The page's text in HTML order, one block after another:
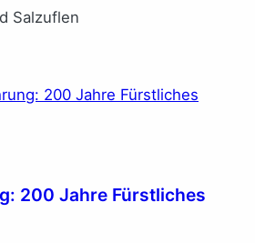
Salzuflen
200 Jahre Fürstliches